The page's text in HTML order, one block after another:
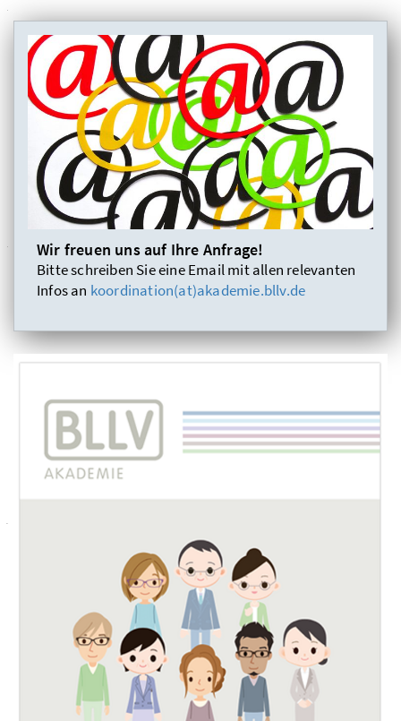
Wir freuen uns auf Ihre Anfrage!
Bitte schreiben Sie eine Email mit allen relevanten
Infos an koordination(at)akademie.bllv.de